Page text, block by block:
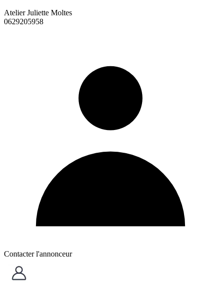
Atelier Juliette Moltes
0629205958
Contacter l'annonceur